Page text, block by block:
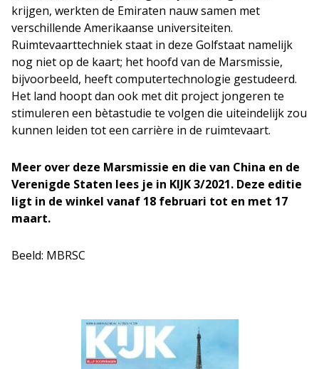
krijgen, werkten de Emiraten nauw samen met
verschillende Amerikaanse universiteiten.
Ruimtevaarttechniek staat in deze Golfstaat namelijk
nog niet op de kaart; het hoofd van de Marsmissie,
bijvoorbeeld, heeft computertechnologie gestudeerd.
Het land hoopt dan ook met dit project jongeren te
stimuleren een bètastudie te volgen die uiteindelijk zou
kunnen leiden tot een carrière in de ruimtevaart.
Meer over deze Marsmissie en die van China en de
Verenigde Staten lees je in KIJK 3/2021. Deze editie
ligt in de winkel vanaf 18 februari tot en met 17
maart.
Beeld: MBRSC